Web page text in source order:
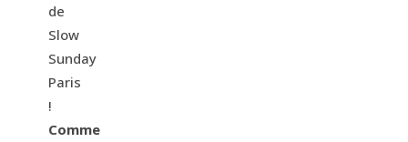
de
Slow
Sunday
Paris
!
Comme